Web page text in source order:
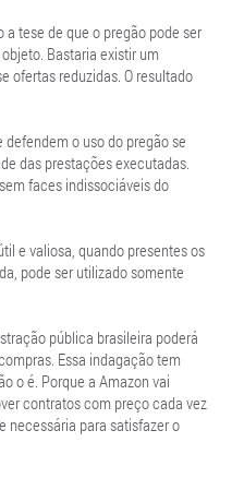
tese de que o pregão pode ser
Bastaria existir um
ofertas reduzidas. O resultado
defendem o uso do pregão se
das prestações executadas.
faces indissociáveis do
e valiosa, quando presentes os
pode ser utilizado somente
pública brasileira poderá
Essa indagação tem
o é. Porque a Amazon vai
contratos com preço cada vez
necessária para satisfazer o